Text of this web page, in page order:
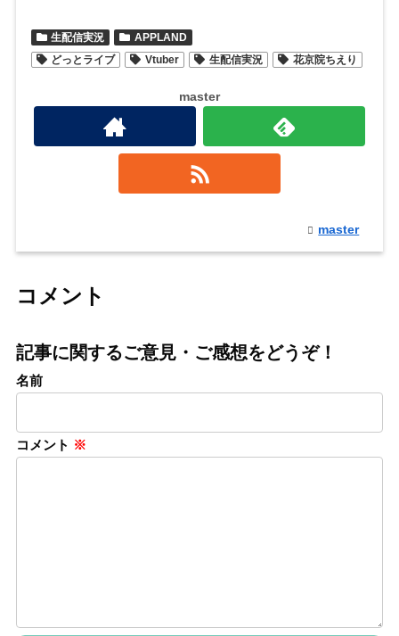
生配信実況
APPLAND
どっとライブ
Vtuber 生配信実況 花京院ちえり
master
master
コメント
記事に関するご意見・ご感想をどうぞ！
名前
コメント ※